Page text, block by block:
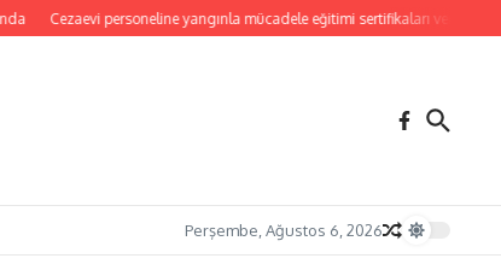
Cezaevi personeline yangınla mücadele eğitimi sertifikaları verildi
Perşembe, Ağustos 6, 2026